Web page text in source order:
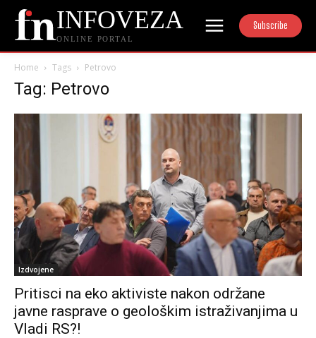
INFOVEZA
ONLINE PORTAL
Subscribe
Home Tags Petrovo
Tag: Petrovo
Izdvojene
Pritisci na eko aktiviste nakon održane
javne rasprave o geološkim istraživanjima u
Vladi RS?!